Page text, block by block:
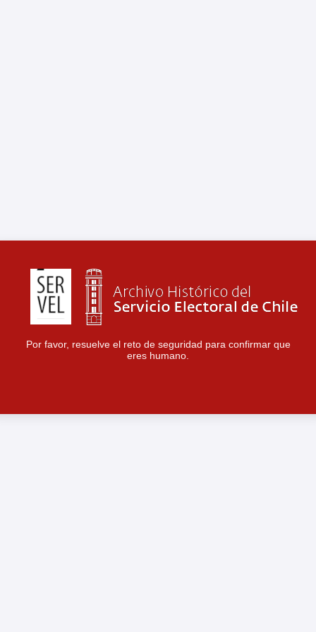
Por favor, resuelve el reto de seguridad para confirmar que
eres humano.